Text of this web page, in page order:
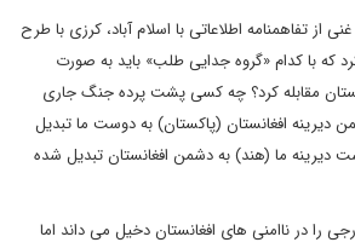
از تفاهمنامه اطلاعاتی با اسلام آباد، کرزی با طرح
که با کدام «گروه جدایی طلب» باید به صورت
مقابله کرد؟ چه کسی پشت پرده جنگ جاری
دیرینه افغانستان (پاکستان) به دوست ما تبدیل
ما (هند) به دشمن افغانستان تبدیل شده
را در ناامنی های افغانستان دخیل می داند اما